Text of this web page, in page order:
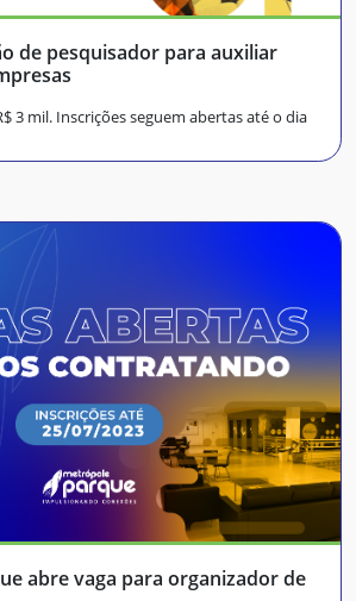
de pesquisador para auxiliar
3 mil. Inscrições seguem abertas até o dia
abre vaga para organizador de